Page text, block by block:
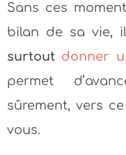
Sans ces
bilan de sa vie,
surtout donner
permet
sûrement, vers
vous.